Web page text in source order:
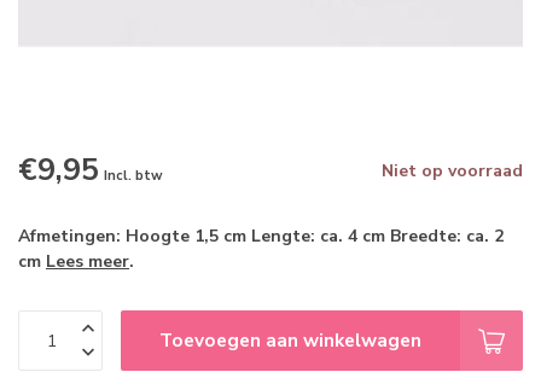
€9,95 Incl. btw Niet op voorraad
Afmetingen: Hoogte 1,5 cm Lengte: ca. 4 cm Breedte: ca. 2
cm Lees meer.
Toevoegen aan winkelwagen